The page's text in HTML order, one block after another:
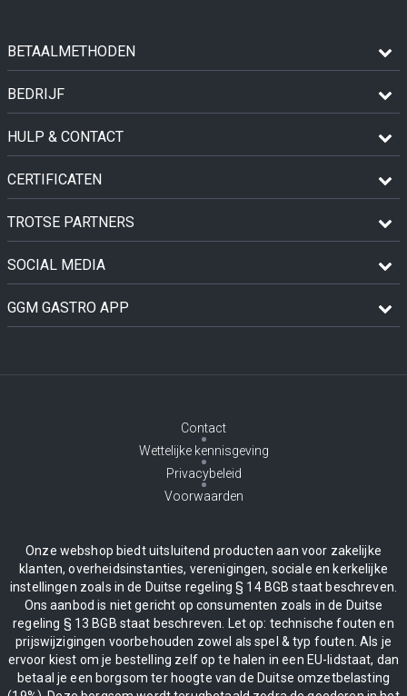
BETAALMETHODEN
BEDRIJF
HULP & CONTACT
CERTIFICATEN
TROTSE PARTNERS
SOCIAL MEDIA
GGM GASTRO APP
Contact
Wettelijke kennisgeving
Privacybeleid
Voorwaarden
Onze webshop biedt uitsluitend producten aan voor zakelijke
klanten, overheidsinstanties, verenigingen, sociale en kerkelijke
instellingen zoals in de Duitse regeling § 14 BGB staat beschreven.
Ons aanbod is niet gericht op consumenten zoals in de Duitse
regeling § 13 BGB staat beschreven. Let op: technische fouten en
prijswijzigingen voorbehouden zowel als spel & typ fouten. Als je
ervoor kiest om je bestelling zelf op te halen in een EU-lidstaat, dan
betaal je een borgsom ter hoogte van de Duitse omzetbelasting